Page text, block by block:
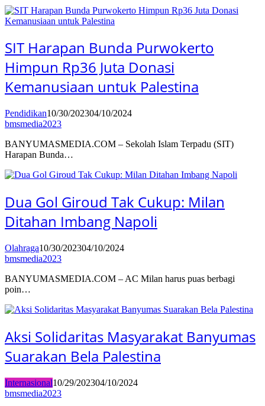
SIT Harapan Bunda Purwokerto
Himpun Rp36 Juta Donasi
Kemanusiaan untuk Palestina
Pendidikan10/30/202304/10/2024
bmsmedia2023
BANYUMASMEDIA.COM – Sekolah Islam Terpadu (SIT)
Harapan Bunda…
Dua Gol Giroud Tak Cukup: Milan
Ditahan Imbang Napoli
Olahraga10/30/202304/10/2024
bmsmedia2023
BANYUMASMEDIA.COM – AC Milan harus puas berbagi
poin…
Aksi Solidaritas Masyarakat Banyumas
Suarakan Bela Palestina
Internasional10/29/202304/10/2024
bmsmedia2023